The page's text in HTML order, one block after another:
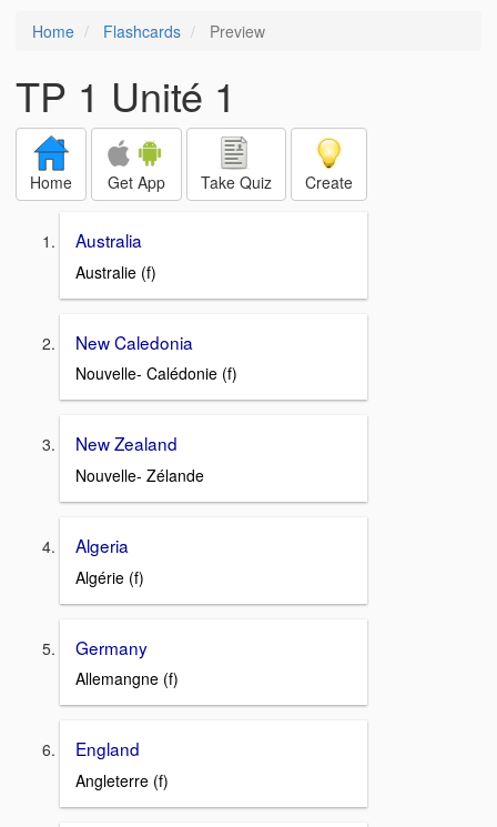
Home Flashcards Preview
TP 1 Unité 1
Home Get App Take Quiz Create
Australia
Australie (f)
New Caledonia
Nouvelle- Calédonie (f)
New Zealand
Nouvelle- Zélande
Algeria
Algérie (f)
Germany
Allemangne (f)
England
Angleterre (f)